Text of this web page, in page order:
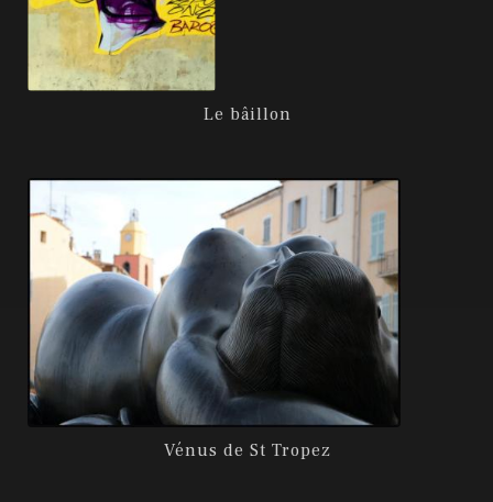
Le bâillon
Vénus de St Tropez